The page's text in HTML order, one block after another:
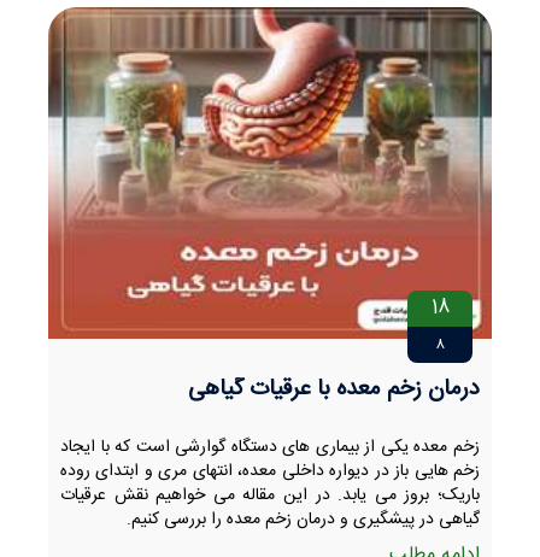
18
8
درمان زخم معده با عرقیات گیاهی
زخم معده یکی از بیماری های دستگاه گوارشی است که با ایجاد
زخم هایی باز در دیواره داخلی معده، انتهای مری و ابتدای روده
باریک؛ بروز می یابد. در این مقاله می خواهیم نقش عرقیات
گیاهی در پیشگیری و درمان زخم معده را بررسی کنیم.